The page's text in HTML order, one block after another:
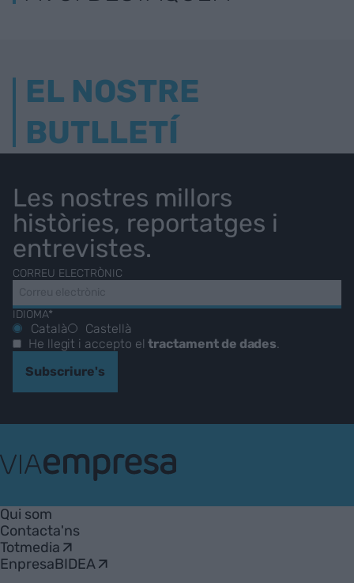
EL NOSTRE
BUTLLETÍ
Les nostres millors
històries, reportatges i
entrevistes.
CORREU ELECTRÒNIC
IDIOMA*
Català
Castellà
He llegit i accepto eltractament de dades
Subscriure's
Empresa
Qui som
Contacta'ns
Totmedia
EnpresaBIDEA